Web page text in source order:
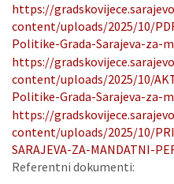
https://
content/uploads/2025/10/
Politike-Grada-Sarajeva-za-
https://
content/uploads/2025/10/
Politike-Grada-Sarajeva-za-
https://
content/uploads/2025/10/
SARAJEVA-ZA-MANDATNI-
Referentni dokumenti: